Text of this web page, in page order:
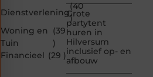
Dienstverlening
(40
)
Woning en
Tuin
(39
)
Financieel (29 )
Grote
partytent
huren in
Hilversum
inclusief op- en
afbouw